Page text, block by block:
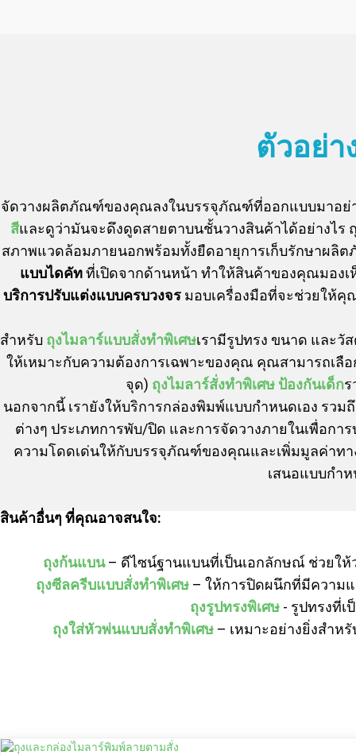
ตัวอย่า
จัดวางผลิตภัณฑ์ของคุณลงในบรรจุภัณฑ์ที่ออกแบบมาอย่า
สีและดูว่ามันจะดึงดูดสายตาบนชั้นวางสินค้าได้อย่างไร
สภาพแวดล้อมภายนอกพร้อมทั้งยืดอายุการเก็บรักษาผลิ
แบบไดคัทที่เปิดจากด้านหน้า ทำให้สินค้าของคุณมอง
บริการปรับแต่งแบบครบวงจร มอบเครื่องมือที่จะช่วยให้คุ
สำหรับ ถุงไมลาร์แบบสั่งทำพิเศษเรามีรูปทรง ขนาด และวั
ให้เหมาะกับความต้องการเฉพาะของคุณ คุณสามารถเลื
จุด) ถุงไมลาร์สั่งทำพิเศษ ป้องกันเด็กร
นอกจากนี้ เรายังให้บริการกล่องพิมพ์แบบกำหนดเอง รว
ต่างๆ ประเภทการพับ/ปิด และการจัดวางภายในเพื่อก
ความโดดเด่นให้กับบรรจุภัณฑ์ของคุณและเพิ่มมูลค่าท
เสนอแบบกำห
สินค้าอื่นๆ ที่คุณอาจสนใจ:
ถุงก้นแบน– ดีไซน์ฐานแบนที่เป็นเอกลักษณ์ ช่วยใ
ถุงซีลครีบแบบสั่งทำพิเศษ– ให้การปิดผนึกที่มีความ
ถุงรูปทรงพิเศษ- รูปทรงที่เ
ถุงใส่หัวพ่นแบบสั่งทำพิเศษ – เหมาะอย่างยิ่งสำห